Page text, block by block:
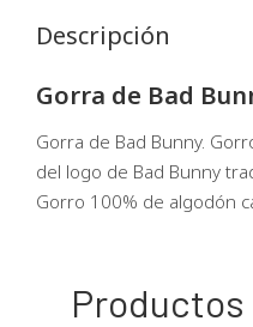
Descripción
Gorra de Bad
Gorra de Bad Bunny.
del logo de Bad Bunny
Gorro 100% de algodón